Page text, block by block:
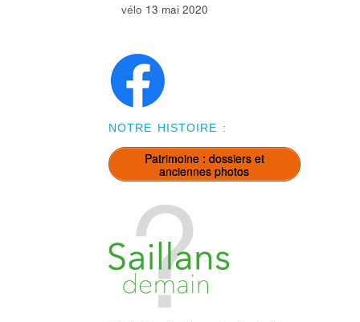
vélo 13 mai 2020
NOTRE HISTOIRE :
Patrimoine : dossiers et
anciennes photos